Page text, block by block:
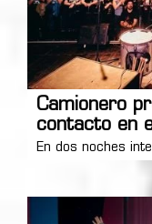
Camionero
contacto en
En dos noches